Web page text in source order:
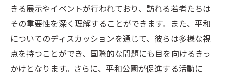
きる展示やイベントが行われており、訪れる若者たちは
その重要性を深く理解することができます。また、平和
についてのディスカッションを通じて、彼らは多様な視
点を持つことができ、国際的な問題にも目を向けるきっ
かけとなります。さらに、平和公園が促進する活動に